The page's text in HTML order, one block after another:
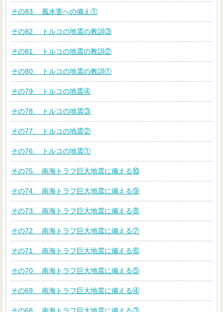
その83. 風水害への備え①
その82. トルコの地震の教訓③
その81. トルコの地震の教訓②
その80. トルコの地震の教訓①
その79. トルコの地震④
その78. トルコの地震③
その77. トルコの地震②
その76. トルコの地震①
その75. 南海トラフ巨大地震に備える⑩
その74. 南海トラフ巨大地震に備える⑨
その73. 南海トラフ巨大地震に備える⑧
その72. 南海トラフ巨大地震に備える⑦
その71. 南海トラフ巨大地震に備える⑥
その70. 南海トラフ巨大地震に備える⑤
その69. 南海トラフ巨大地震に備える④